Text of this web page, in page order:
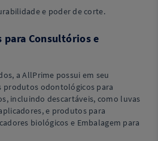
e poder de corte.
para Consultórios e
a AllPrime possui em seu
odontológicos para
incluindo descartáveis, como luvas
e produtos para
biológicos e Embalagem para